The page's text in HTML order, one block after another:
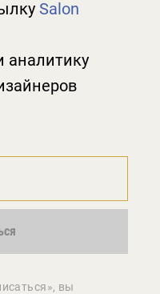
Salon
аналитику
вы